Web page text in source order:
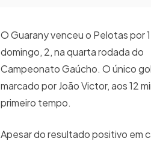
O Guarany venceu o Pelotas por
domingo, 2, na quarta rodada do
Campeonato Gaúcho. O único
marcado por João Victor, aos 12
primeiro tempo.
Apesar do resultado positivo em